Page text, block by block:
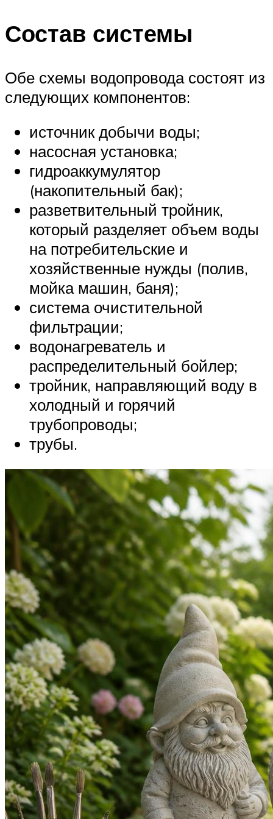
Состав системы
Обе схемы водопровода состоят из
следующих компонентов:
источник добычи воды;
насосная установка;
гидроаккумулятор
(накопительный бак);
разветвительный тройник,
который разделяет объем воды
на потребительские и
хозяйственные нужды (полив,
мойка машин, баня);
система очистительной
фильтрации;
водонагреватель и
распределительный бойлер;
тройник, направляющий воду в
холодный и горячий
трубопроводы;
трубы.